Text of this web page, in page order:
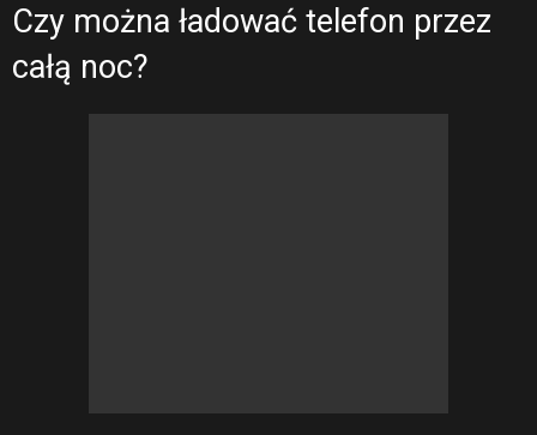
Czy można ładować telefon przez
całą noc?